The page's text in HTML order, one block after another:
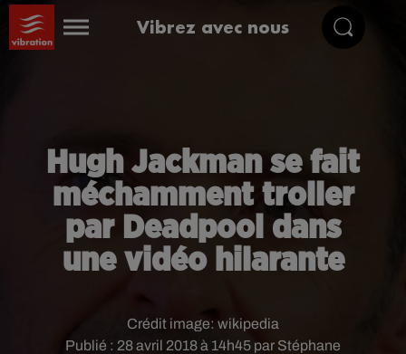
Vibrez avec nous
Hugh Jackman se fait
méchamment troller
par Deadpool dans
une vidéo hilarante
Publié : 28 avril 2018 à 14h45 par Stéphane
Crédit image: wikipedia